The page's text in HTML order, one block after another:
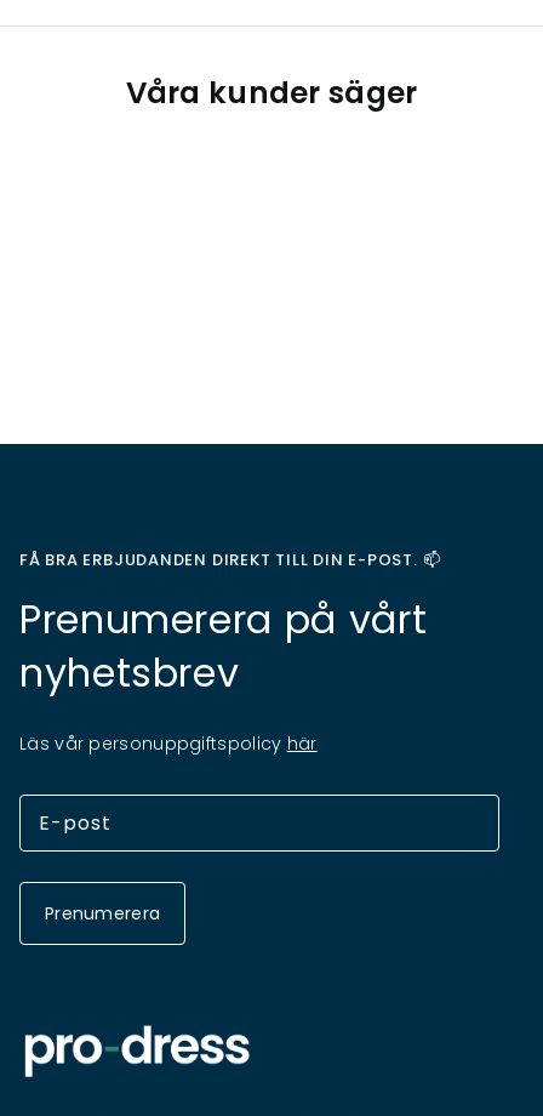
Våra kunder säger
FÅ BRA ERBJUDANDEN DIREKT TILL DIN E-POST. 📫
Prenumerera på vårt
nyhetsbrev
Läs vår personuppgiftspolicy här
Prenumerera